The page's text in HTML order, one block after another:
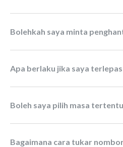
Bolehkah saya minta
Apa berlaku jika saya
Boleh saya pilih masa
Bagaimana cara tukar